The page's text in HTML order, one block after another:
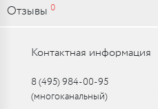
Отзывы 0
Контактная информация
8 (495) 984-00-95
(многоканальный)